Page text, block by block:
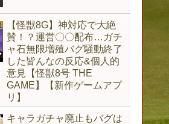
【怪獣8G】神対応で大絶
賛！？運営〇〇配布…ガチ
ャ石無限増殖バグ騒動終了
した皆んなの反応&個人的
意見【怪獣8号 THE
GAME】【新作ゲームアプ
リ】
キャラガチャ廃止もバグは